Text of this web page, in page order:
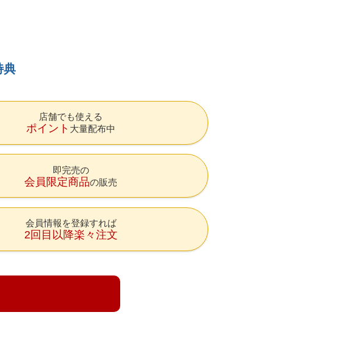
典
店舗でも使える
ポイント 大量配布中
即完売の
会員限定商品の販売
会員情報を登録すれば
2回目以降楽々注文